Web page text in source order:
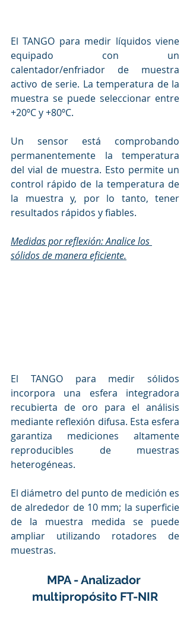
El TANGO para medir líquidos viene
equipado con un
calentador/enfriador de muestra
activo de serie. La temperatura de la
muestra se puede seleccionar entre
+20ºC y +80ºC.
Un sensor está comprobando
permanentemente la temperatura
del vial de muestra. Esto permite un
control rápido de la temperatura de
la muestra y, por lo tanto, tener
resultados rápidos y fiables.
Medidas por reflexión: Analice los
sólidos de manera eficiente.
El TANGO para medir sólidos
incorpora una esfera integradora
recubierta de oro para el análisis
mediante reflexión difusa. Esta esfera
garantiza mediciones altamente
reproducibles de muestras
heterogéneas.
El diámetro del punto de medición es
de alrededor de 10 mm; la superficie
de la muestra medida se puede
ampliar utilizando rotadores de
muestras.
MPA - Analizador
multipropósito FT-NIR